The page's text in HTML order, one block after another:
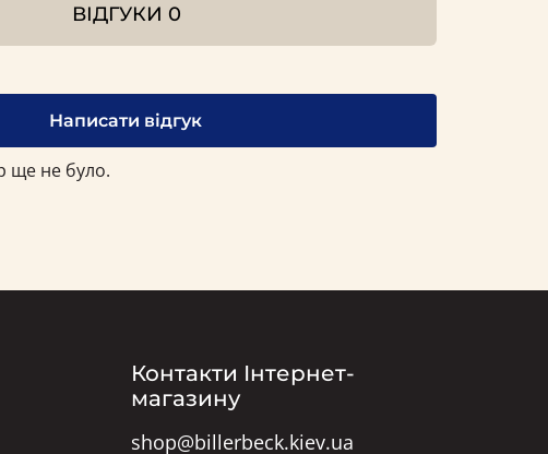
ВІДГУКИ 0
Написати відгук
ще не було.
Контакти Інтернет-
магазину
shop@billerbeck.kiev.ua